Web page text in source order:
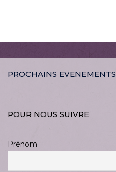
PROCHAINS EVENEMENTS
POUR NOUS SUIVRE
Prénom